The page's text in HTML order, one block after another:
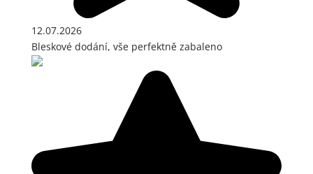
12.07.2026
Bleskové dodání, vše perfektně zabaleno